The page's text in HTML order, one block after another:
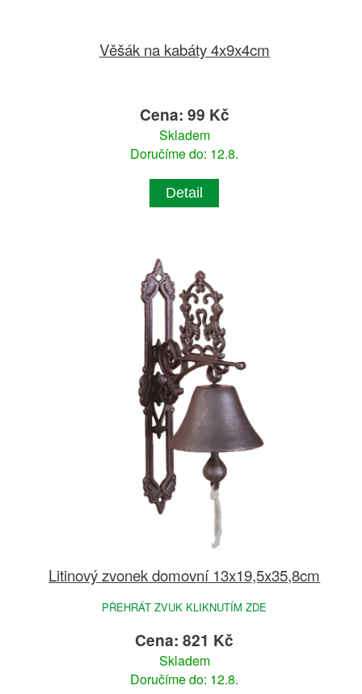
Věšák na kabáty 4x9x4cm
Cena: 99 Kč
Skladem
Doručíme do: 12.8.
Detail
Litinový zvonek domovní 13x19,5x35,8cm
PŘEHRÁT ZVUK KLIKNUTÍM ZDE
Cena: 821 Kč
Skladem
Doručíme do: 12.8.